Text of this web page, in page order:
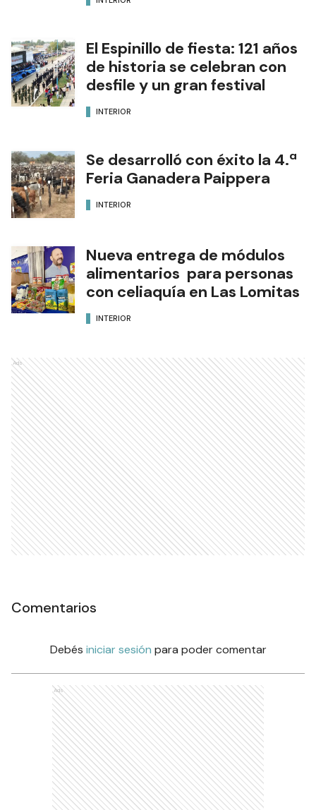
El Espinillo de fiesta: 121 años
de historia se celebran con
desfile y un gran festival
INTERIOR
Se desarrolló con éxito la 4.ª
Feria Ganadera Paippera
INTERIOR
Nueva entrega de módulos
alimentarios para personas
con celiaquía en Las Lomitas
INTERIOR
Ads
Comentarios
Debés iniciar sesión para poder comentar
Ads